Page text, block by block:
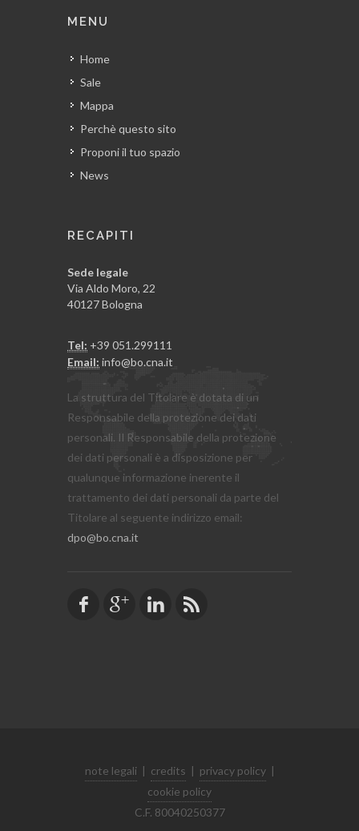
MENU
Home
Sale
Mappa
Perchè questo sito
Proponi il tuo spazio
News
RECAPITI
Sede legale
Via Aldo Moro, 22
40127 Bologna
Tel: +39 051.299111
Email: info@bo.cna.it
La struttura del Titolare è dotata di un
Responsabile della protezione dei dati
personali. Il Responsabile della protezione
dei dati personali è a disposizione per
qualunque informazione inerente il
trattamento dei dati personali da parte del
Titolare al seguente indirizzo email:
dpo@bo.cna.it
note legali | credits | privacy policy |
cookie policy
C.F. 80040250377